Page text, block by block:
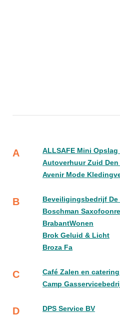
A
ALLSAFE Mini Opslag
Autoverhuur Zuid Den
Avenir Mode
B
Beveiligingsbedrijf
Boschman
BrabantWonen
Brok Geluid & Licht
Broza Fa
C
Café Zalen en
Camp
D DPS Service BV